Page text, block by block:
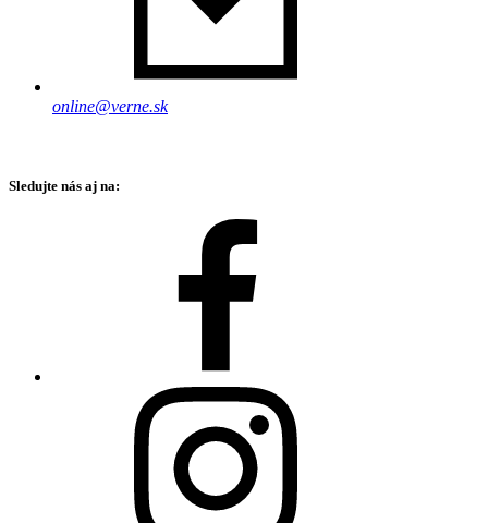
online@verne.sk
Sledujte nás aj na: